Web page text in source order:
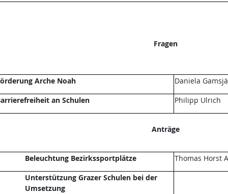
Fragen
Arche Noah
Daniela
an Schulen
Philipp Ulrich
Anträge
Beleuchtung Bezirkssportplätze
Thomas Horst
Unterstützung Grazer Schulen bei der
Umsetzung